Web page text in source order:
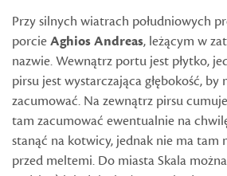
Przy silnych wiatrach południowych
porcieAghios Andreas, leżącym w
nazwie. Wewnątrz portu jest płytko,
pirsu jest wystarczająca głębokość, by
zacumować. Na zewnątrz pirsu
tam zacumować ewentualnie na
stanąć na kotwicy, jednak nie ma tam
przed meltemi. Do miasta Skala